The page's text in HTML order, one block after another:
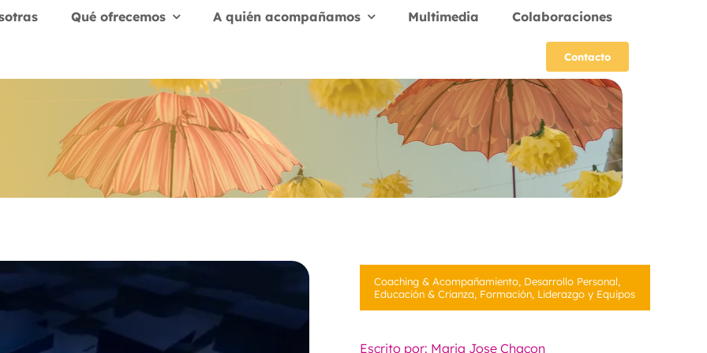
Qué ofrecemos A quién acompañamos Multimedia Colaboraciones
Contacto
Coaching & Acompañamiento, Desarrollo Personal,
Educación & Crianza, Formación, Liderazgo y Equipos
Escrito por: Maria Jose Chacon